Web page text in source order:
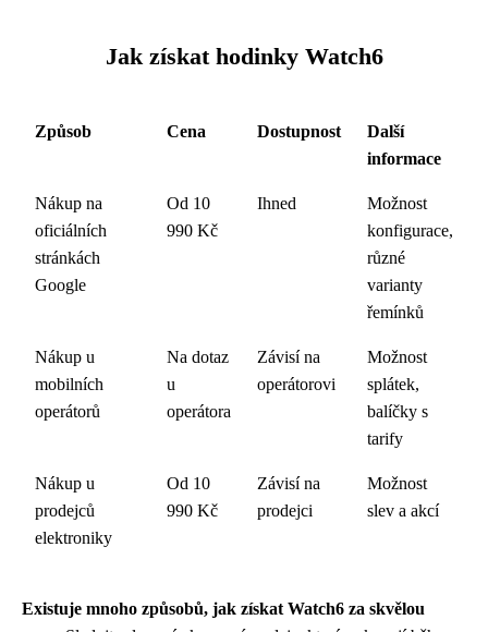
Jak získat hodinky Watch6
Způsob Cena Dostupnost
Další
informace
Nákup na
oficiálních
stránkách
Google
Od 10
990 Kč
Ihned
Možnost
konfigurace,
různé
varianty
řemínků
Nákup u
mobilních
operátorů
Na dotaz
u
operátora
Závisí na
operátorovi
Možnost
splátek,
balíčky s
tarify
Nákup u
prodejců
elektroniky
Od 10
990 Kč
Závisí na
prodejci
Možnost
slev a akcí
Existuje mnoho způsobů, jak získat Watch6 za skvělou